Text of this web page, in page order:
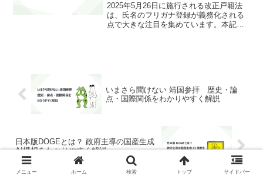
2025年5月26日に施行される改正戸籍法
は、氏名のフリガナ登録が義務化される
点で大きな注目を集めています。本記事
いまさら聞けない 靖国参拝 歴史・論
点・国際関係をわかりやすく解説
日本版DOGEとは？ 政府主導の国産生成
AI構想をわかりやすく解説
メニュー ホーム 検索 トップ サイドバー